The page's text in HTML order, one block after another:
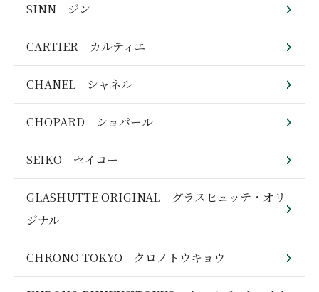
SINN ジン
CARTIER カルティエ
CHANEL シャネル
CHOPARD ショパール
SEIKO セイコー
GLASHUTTE ORIGINAL グラスヒュッテ・オリ
ジナル
CHRONO TOKYO クロノトウキョウ